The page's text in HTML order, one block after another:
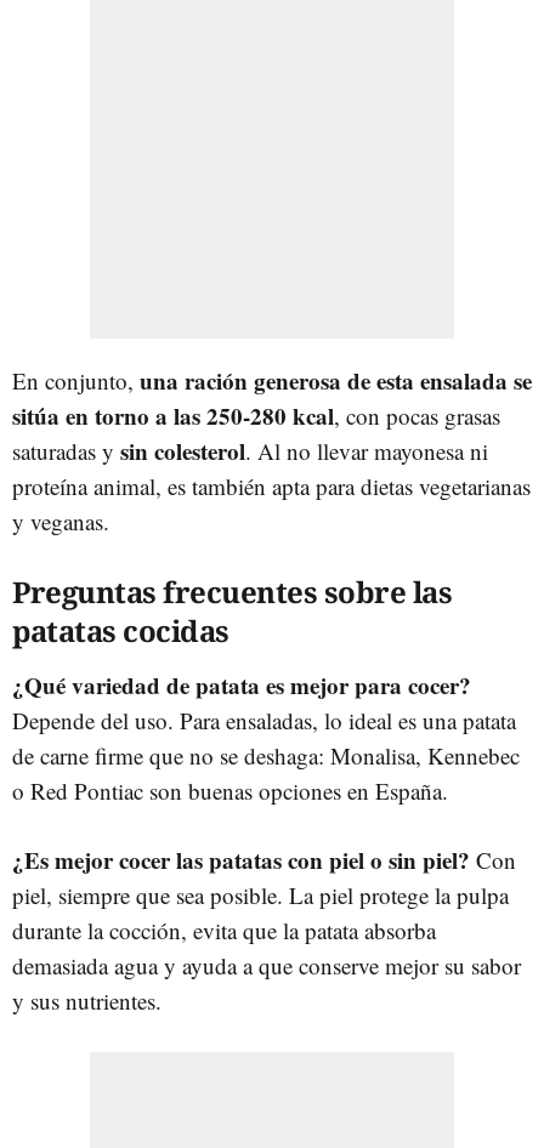
En conjunto, una ración generosa de esta ensalada se
sitúa en torno a las 250-280 kcal, con pocas grasas
saturadas y sin colesterol. Al no llevar mayonesa ni
proteína animal, es también apta para dietas vegetarianas
y veganas.
Preguntas frecuentes sobre las
patatas cocidas
¿Qué variedad de patata es mejor para cocer?
Depende del uso. Para ensaladas, lo ideal es una patata
de carne firme que no se deshaga: Monalisa, Kennebec
o Red Pontiac son buenas opciones en España.
¿Es mejor cocer las patatas con piel o sin piel? Con
piel, siempre que sea posible. La piel protege la pulpa
durante la cocción, evita que la patata absorba
demasiada agua y ayuda a que conserve mejor su sabor
y sus nutrientes.